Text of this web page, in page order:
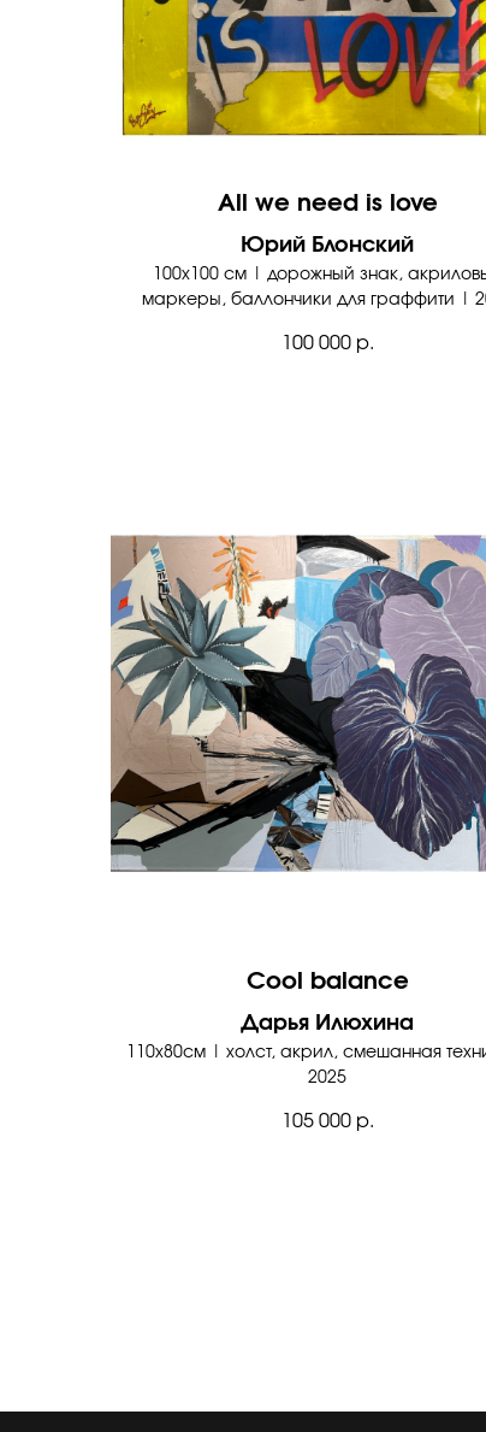
All we need is love
Юрий Блонский
100х100 см | дорожный знак,
маркеры, баллончики для граффити |
100 000 р.
Cool balance
Дарья Илюхина
110х80см | холст, акрил, смешанная
2025
105 000 р.